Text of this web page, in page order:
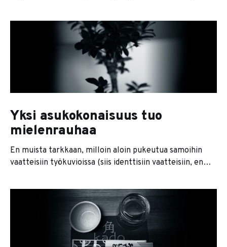
puolesta saikin ihmiset repimään ruttuiset
prismaverkkarinsa. Ja koska elämme agressiivisen
individualistista nenäherneilyn aikakautta, Kiistala ja
Niipola on maalattu ties millaisiksi vaatenatseiksi.
Newsflash: he ovat oikeassa. Tottakai se tympii, jos joku
Yksi asukokonaisuus tuo
mielenrauhaa
En muista tarkkaan, milloin aloin pukeutua samoihin
vaatteisiin työkuvioissa (siis identtisiin vaatteisiin, en
siinä kohtaa, kun oli helkkarinmoinen kiire ja samaan
aikaan piti miettiä, mitkä housut käyvät minkäkin paidan
kanssa. Kun esikoinen roikkuu jalassa ja yrittää samalla
kurlata suunsa tulikuumalla kahvilla, asukokonaisuuden